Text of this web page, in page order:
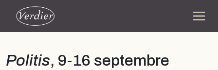
Politis, 9-16 septembre